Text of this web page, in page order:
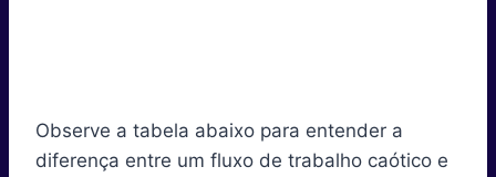
Observe a tabela abaixo para entender a
diferença entre um fluxo de trabalho caótico e